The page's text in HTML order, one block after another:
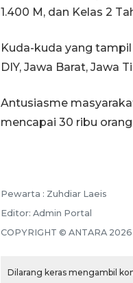
1.400 M, dan Kelas 2
Kuda-kuda yang
DIY, Jawa Barat, Jawa
Antusiasme
mencapai 30 ribu
Pewarta : Zuhdiar Laeis
Editor: Admin Portal
COPYRIGHT © ANTARA 2026
Dilarang keras mengambil